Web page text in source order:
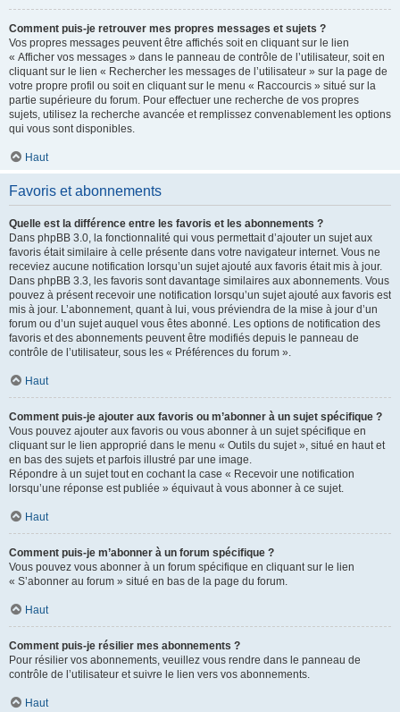
Comment puis-je retrouver mes propres messages et sujets ?
Vos propres messages peuvent être affichés soit en cliquant sur le lien
« Afficher vos messages » dans le panneau de contrôle de l’utilisateur, soit en
cliquant sur le lien « Rechercher les messages de l’utilisateur » sur la page de
votre propre profil ou soit en cliquant sur le menu « Raccourcis » situé sur la
partie supérieure du forum. Pour effectuer une recherche de vos propres
sujets, utilisez la recherche avancée et remplissez convenablement les options
qui vous sont disponibles.
Haut
Favoris et abonnements
Quelle est la différence entre les favoris et les abonnements ?
Dans phpBB 3.0, la fonctionnalité qui vous permettait d’ajouter un sujet aux
favoris était similaire à celle présente dans votre navigateur internet. Vous ne
receviez aucune notification lorsqu’un sujet ajouté aux favoris était mis à jour.
Dans phpBB 3.3, les favoris sont davantage similaires aux abonnements. Vous
pouvez à présent recevoir une notification lorsqu’un sujet ajouté aux favoris est
mis à jour. L’abonnement, quant à lui, vous préviendra de la mise à jour d’un
forum ou d’un sujet auquel vous êtes abonné. Les options de notification des
favoris et des abonnements peuvent être modifiés depuis le panneau de
contrôle de l’utilisateur, sous les « Préférences du forum ».
Haut
Comment puis-je ajouter aux favoris ou m’abonner à un sujet spécifique ?
Vous pouvez ajouter aux favoris ou vous abonner à un sujet spécifique en
cliquant sur le lien approprié dans le menu « Outils du sujet », situé en haut et
en bas des sujets et parfois illustré par une image.
Répondre à un sujet tout en cochant la case « Recevoir une notification
lorsqu’une réponse est publiée » équivaut à vous abonner à ce sujet.
Haut
Comment puis-je m’abonner à un forum spécifique ?
Vous pouvez vous abonner à un forum spécifique en cliquant sur le lien
« S’abonner au forum » situé en bas de la page du forum.
Haut
Comment puis-je résilier mes abonnements ?
Pour résilier vos abonnements, veuillez vous rendre dans le panneau de
contrôle de l’utilisateur et suivre le lien vers vos abonnements.
Haut